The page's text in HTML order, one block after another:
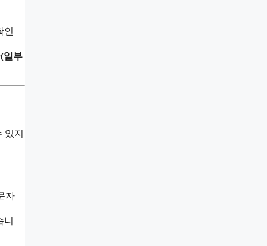
인
일부
지
자